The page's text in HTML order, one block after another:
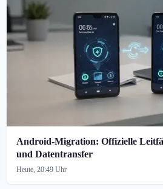
Android-Migration: Offizielle
und Datentransfer
Heute, 20:49 Uhr